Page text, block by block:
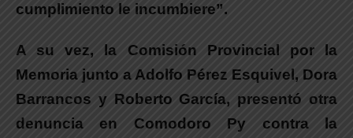
cumplimiento le incumbiere”.
A su vez, la Comisión Provincial por la
Memoria junto a Adolfo Pérez Esquivel, Dora
Barrancos y Roberto García, presentó otra
denuncia en Comodoro Py contra la